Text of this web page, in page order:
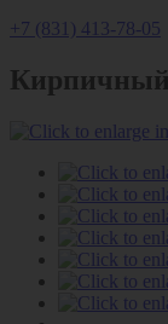
+7 (831) 413-78-05
Кирпичный